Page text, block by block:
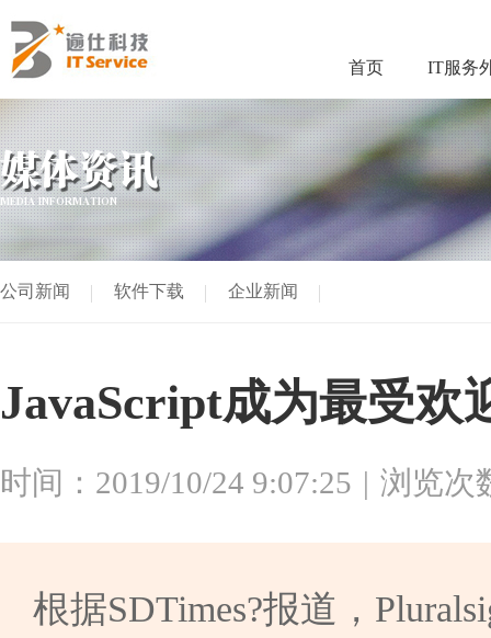
首页 IT服务
媒体资讯
MEDIA INFORMATION
公司新闻 软件下载 企业新闻
JavaScript成为最受欢
时间：2019/10/24 9:07:25 浏览次
根据SDTimes?报道，